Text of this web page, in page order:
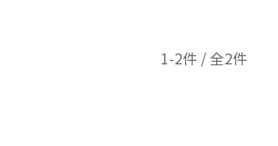
1-2件 / 全2件